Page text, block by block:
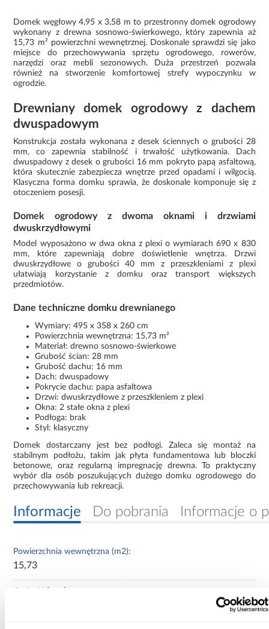
Domek węgłowy 4,95 x 3,58 m to przestronny domek ogrodowy
wykonany z drewna sosnowo-świerkowego, który zapewnia aż
15,73 m² powierzchni wewnętrznej. Doskonale sprawdzi się jako
miejsce do przechowywania sprzętu ogrodowego, rowerów,
narzędzi oraz mebli sezonowych. Duża przestrzeń pozwala
również na stworzenie komfortowej strefy wypoczynku w
ogrodzie.
Drewniany domek ogrodowy z dachem
dwuspadowym
Konstrukcja została wykonana z desek ściennych o grubości 28
mm, co zapewnia stabilność i trwałość użytkowania. Dach
dwuspadowy z desek o grubości 16 mm pokryto papą asfaltową,
która skutecznie zabezpiecza wnętrze przed opadami i wilgocią.
Klasyczna forma domku sprawia, że doskonale komponuje się z
otoczeniem posesji.
Domek ogrodowy z dwoma oknami i drzwiami
dwuskrzydłowymi
Model wyposażono w dwa okna z plexi o wymiarach 690 x 830
mm, które zapewniają dobre doświetlenie wnętrza. Drzwi
dwuskrzydłowe o grubości 40 mm z przeszkleniami z plexi
ułatwiają korzystanie z domku oraz transport większych
przedmiotów.
Dane techniczne domku drewnianego
Wymiary: 495 x 358 x 260 cm
Powierzchnia wewnętrzna: 15,73 m²
Materiał: drewno sosnowo-świerkowe
Grubość ścian: 28 mm
Grubość dachu: 16 mm
Dach: dwuspadowy
Pokrycie dachu: papa asfaltowa
Drzwi: dwuskrzydłowe z przeszkleniem z plexi
Okna: 2 stałe okna z plexi
Podłoga: brak
Styl: klasyczny
Domek dostarczany jest bez podłogi. Zaleca się montaż na
stabilnym podłożu, takim jak płyta fundamentowa lub bloczki
betonowe, oraz regularną impregnację drewna. To praktyczny
wybór dla osób poszukujących dużego domku ogrodowego do
przechowywania lub rekreacji.
Informacje Do pobrania Informacje o
Powierzchnia wewnętrzna (m2):
15,73
Grubość [mm]: